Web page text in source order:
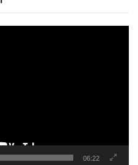
06:22